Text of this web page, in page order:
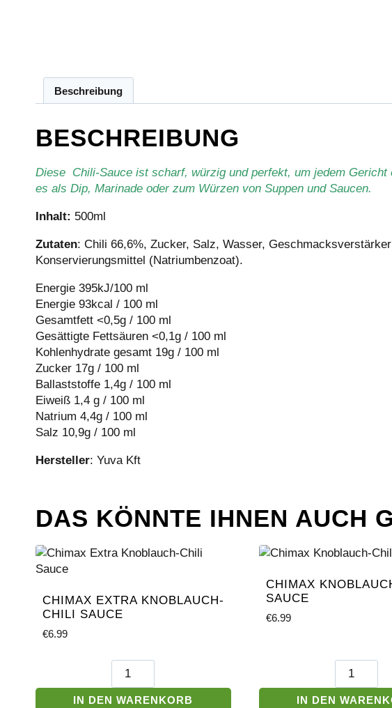
Beschreibung
BESCHREIBUNG
Diese Chili-Sauce ist scharf, würzig und perfekt, um jedem
es als Dip, Marinade oder zum Würzen von Suppen und Saucen.
Inhalt: 500ml
Zutaten: Chili 66,6%, Zucker, Salz, Wasser,
Konservierungsmittel (Natriumbenzoat).
Energie 395kJ/100 ml
Energie 93kcal / 100 ml
Gesamtfett <0,5g / 100 ml
Gesättigte Fettsäuren <0,1g / 100 ml
Kohlenhydrate gesamt 19g / 100 ml
Zucker 17g / 100 ml
Ballaststoffe 1,4g / 100 ml
Eiweiß 1,4 g / 100 ml
Natrium 4,4g / 100 ml
Salz 10,9g / 100 ml
Hersteller: Yuva Kft
DAS KÖNNTE IHNEN AUCH
CHIMAX EXTRA KNOBLAUCH-
CHILI SAUCE
€6.99
Chimax
Knoblauch-
IN DEN WARENKORB
CHIMAX
SAUCE
€6.99
Chimax
Chili
IN DEN